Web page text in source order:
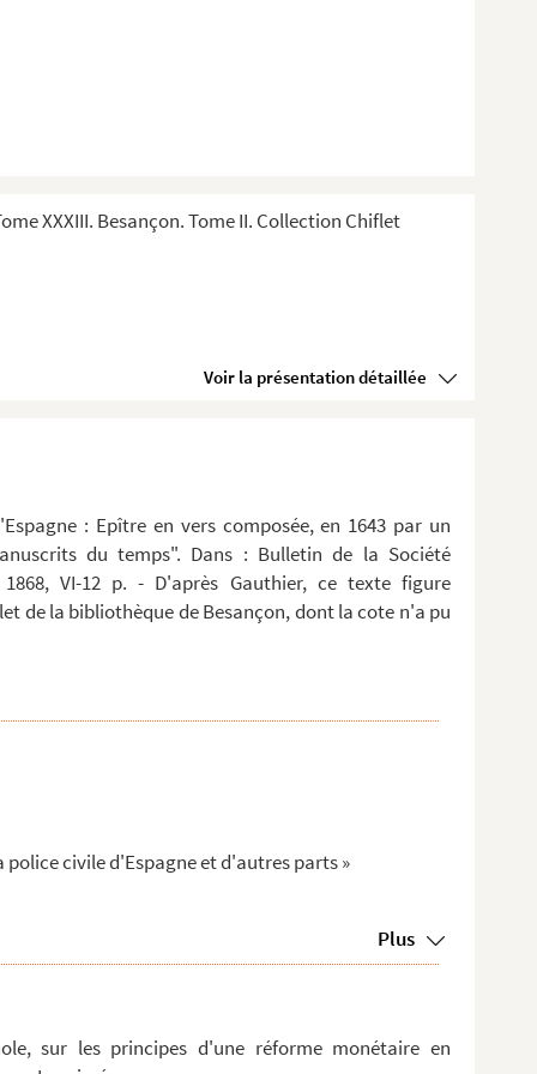
XXXIII. Besançon. Tome II. Collection Chiflet
Voir la présentation détaillée
: Epître en vers composée, en 1643 par un
du temps". Dans : Bulletin de la Société
VI-12 p. - D'après Gauthier, ce texte figure
de la bibliothèque de Besançon, dont la cote n'a pu
civile d'Espagne et d'autres parts »
Plus
sur les principes d'une réforme monétaire en